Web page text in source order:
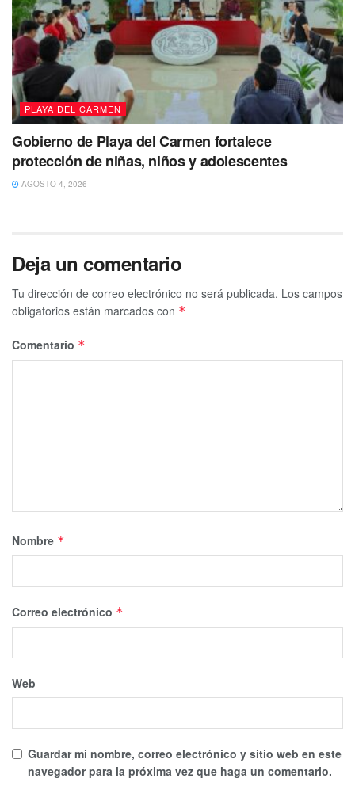
PLAYA DEL CARMEN
Gobierno de Playa del Carmen fortalece
protección de niñas, niños y adolescentes
AGOSTO 4, 2026
Deja un comentario
Tu dirección de correo electrónico no será publicada. Los campos
obligatorios están marcados con *
Comentario *
Nombre *
Correo electrónico *
Web
Guardar mi nombre, correo electrónico y sitio web en este
navegador para la próxima vez que haga un comentario.